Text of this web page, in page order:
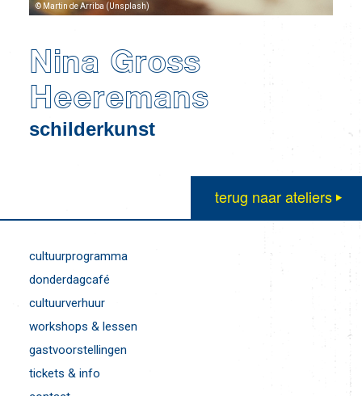
© Martin de Arriba (Unsplash)
Nina Gross
Heeremans
schilderkunst
terug naar ateliers
cultuurprogramma
donderdagcafé
cultuurverhuur
workshops & lessen
gastvoorstellingen
tickets & info